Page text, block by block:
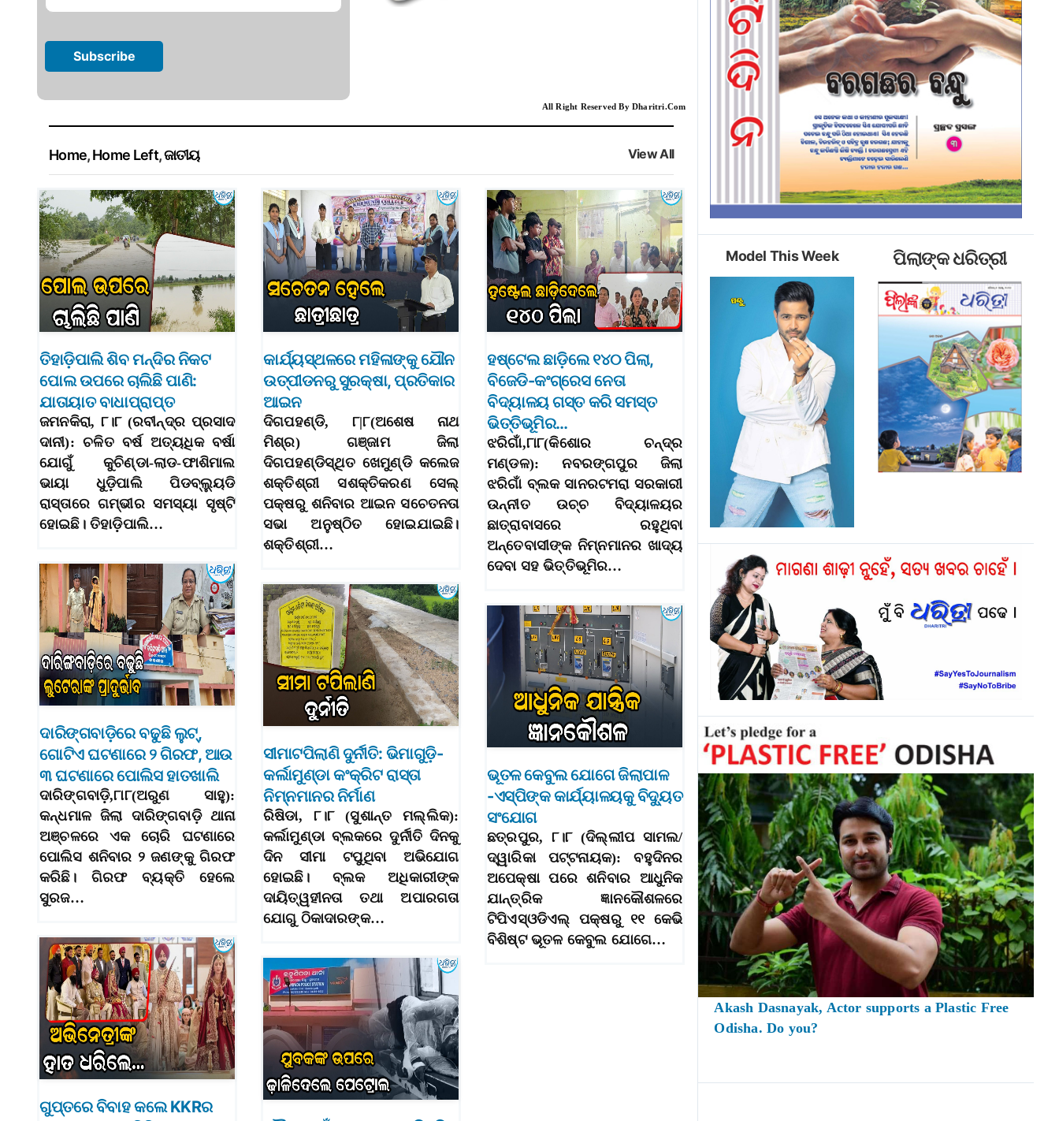
All Right Reserved By Dharitri.Com
Home,Home Left,ଜାତୀୟ View All
ତିହାଡ଼ିପାଲି ଶିବ ମନ୍ଦିର ନିକଟ
ପୋଲ ଉପରେ ଚାଲିଛି ପାଣି:
ଯାତାୟାତ ବାଧାପ୍ରାପ୍ତ
ଜମନକିରା, ୮।୮ (ରବୀନ୍ଦ୍ର ପ୍ରସାଦ
ଦାନୀ): ଚଳିତ ବର୍ଷ ଅତ୍ୟଧିକ ବର୍ଷା
ଯୋଗୁଁ କୁଚିଣ୍ଡା-ଲାଡ-ଫାଶିମାଲ
ଭାୟା ଧୁଡ଼ିପାଲି ପିଡବ୍ଲ୍ୟୁଡି
ରାସ୍ତାରେ ଗମ୍ଭୀର ସମସ୍ୟା ସୃଷ୍ଟି
ହୋଇଛି। ତିହାଡ଼ିପାଲି…
କାର୍ଯ୍ୟସ୍ଥଳରେ ମହିଳାଙ୍କୁ ଯୌନ
ଉତ୍ପୀଡନରୁ ସୁରକ୍ଷା, ପ୍ରତିକାର
ଆଇନ
ଦିଗପହଣ୍ଡି, ୮|୮(ଅଶେଷ ନାଥ
ମିଶ୍ର) ଗଞ୍ଜାମ ଜିଲା
ଦିଗପହଣ୍ଡିସ୍ଥିତ ଖେମୁଣ୍ଡି କଲେଜ
ଶକ୍ତିଶ୍ରୀ ସଶକ୍ତିକରଣ ସେଲ୍
ପକ୍ଷରୁ ଶନିବାର ଆଇନ ସଚେତନତା
ସଭା ଅନୁଷ୍ଠିତ ହୋଇଯାଇଛି।
ଶକ୍ତିଶ୍ରୀ…
ହଷ୍ଟେଲ ଛାଡ଼ିଲେ ୧୪୦ ପିଲା,
ବିଜେଡି-କଂଗ୍ରେସ ନେତା
ବିଦ୍ୟାଳୟ ଗସ୍ତ କରି ସମସ୍ତ
ଭିତ୍ତିଭୂମିର…
ଝରିଗାଁ,୮ା୮(କିଶୋର ଚନ୍ଦ୍ର
ମଣ୍ଡଳ): ନବରଙ୍ଗପୁର ଜିଲା
ଝରିଗାଁ ବ୍ଲକ ସାନରଟମରା ସରକାରୀ
ଉନ୍ନୀତ ଉଚ୍ଚ ବିଦ୍ୟାଳୟର
ଛାତ୍ରାବାସରେ ରହୁଥିବା
ଅନ୍ତେବାସୀଙ୍କ ନିମ୍ନମାନର ଖାଦ୍ୟ
ଦେବା ସହ ଭିତ୍ତିଭୂମିର…
ଦାରିଙ୍ଗବାଡ଼ିରେ ବଢୁଛି ଲୁଟ୍‌,
ଗୋଟିଏ ଘଟଣାରେ ୨ ଗିରଫ, ଆଉ
୩ ଘଟଣାରେ ପୋଲିସ ହାତଖାଲି
ଦାରିଙ୍ଗବାଡ଼ି,୮ା୮(ଅରୁଣ ସାହୁ):
କନ୍ଧମାଳ ଜିଲା ଦାରିଙ୍ଗବାଡ଼ି ଥାନା
ଅଞ୍ଚଳରେ ଏକ ଚୋରି ଘଟଣାରେ
ପୋଲିସ ଶନିବାର ୨ ଜଣଙ୍କୁ ଗିରଫ
କରିଛି। ଗିରଫ ବ୍ୟକ୍ତି ହେଲେ
ସୁରଜ…
ସୀମାଟପିଲାଣି ଦୁର୍ନୀତି: ଭିମାଗୁଡ଼ି-
କର୍ଲାମୁଣ୍ଡା କଂକ୍ରିଟ ରାସ୍ତା
ନିମ୍ନମାନର ନିର୍ମାଣ
ରିଷିଡା, ୮।୮ (ସୁଶାନ୍ତ ମଲ୍ଲିକ):
କର୍ଲାମୁଣ୍ଡା ବ୍ଲକରେ ଦୁର୍ନୀତି ଦିନକୁ
ଦିନ ସୀମା ଟପୁଥିବା ଅଭିଯୋଗ
ହୋଇଛି। ବ୍ଲକ ଅଧିକାରୀଙ୍କ
ଦାୟିତ୍ୱହୀନତା ତଥା ଅପାରଗତା
ଯୋଗୁ ଠିକାଦାରଙ୍କ…
ଭୂତଳ କେବୁଲ ଯୋଗେ ଜିଲାପାଳ
-ଏସ୍‌ପିଙ୍କ କାର୍ଯ୍ୟାଳୟକୁ ବିଦ୍ୟୁତ
ସଂଯୋଗ
ଛତ୍ରପୁର, ୮।୮ (ଦିଲ୍ଲୀପ ସାମଲ/
ଦ୍ୱାରିକା ପଟ୍ଟନାୟକ): ବହୁଦିନର
ଅପେକ୍ଷା ପରେ ଶନିବାର ଆଧୁନିକ
ଯାନ୍ତ୍ରିକ ଜ୍ଞାନକୌଶଳରେ
ଟିପିଏସ୍‌ଓଡିଏଲ୍‌ ପକ୍ଷରୁ ୧୧ କେଭି
ବିଶିଷ୍ଟ ଭୂତଳ କେବୁଲ ଯୋଗେ…
ଗୁପ୍ତରେ ବିବାହ କଲେ KKRର
Model This Week ପିଲାଙ୍କ ଧରିତ୍ରୀ
Akash Dasnayak, Actor supports a Plastic Free
Odisha. Do you?